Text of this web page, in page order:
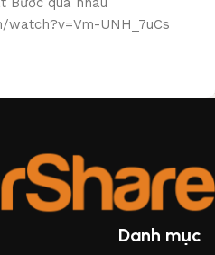
UNH_7uCs
Danh mục